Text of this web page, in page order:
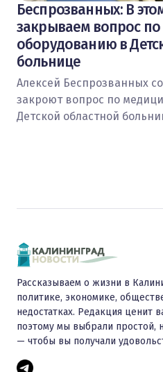
Беспрозванных: В
закрываем вопрос
оборудованию в
больнице
Алексей Беспрозванных
закроют вопрос по
Детской областной
Рассказываем о жизни в
политике, экономике,
недостатках. Редакция ценит
поэтому мы выбрали простой,
— чтобы вы получали